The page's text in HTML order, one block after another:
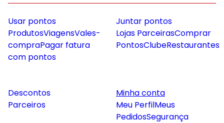
Usar pontos
ProdutosViagensVales-
compraPagar fatura
com pontos
Juntar pontos
Lojas ParceirasComprar
PontosClubeRestaurantes
Descontos
Parceiros
Minha conta
Meu PerfilMeus
PedidosSegurança